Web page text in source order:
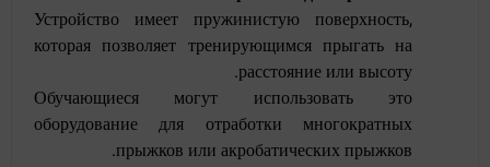
Устройство имеет пружинистую поверхность,
которая позволяет тренирующимся прыгать на
расстояние или высоту.
Обучающиеся могут использовать это
оборудование для отработки многократных
прыжков или акробатических прыжков.